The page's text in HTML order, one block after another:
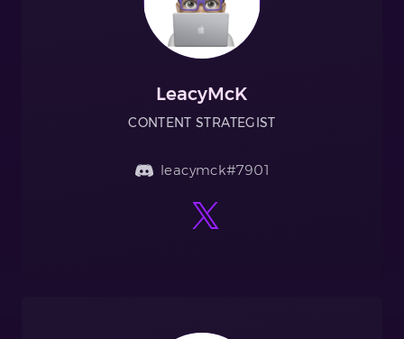
LeacyMcK
CONTENT STRATEGIST
leacymck#7901